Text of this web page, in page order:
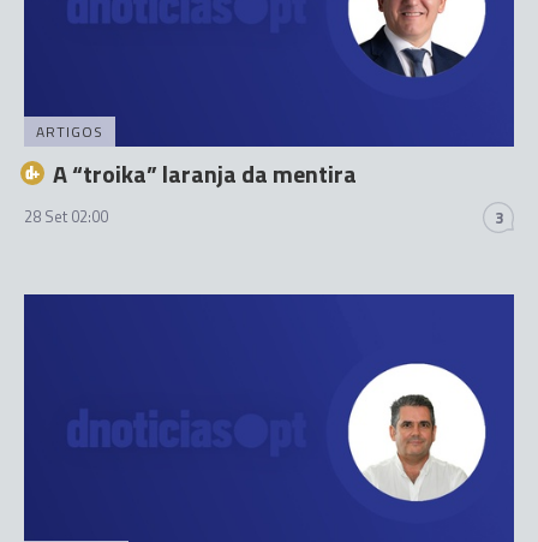
ARTIGOS
A “troika” laranja da mentira
28 Set 02:00 3